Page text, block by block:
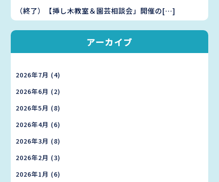
（終了）【挿し木教室＆園芸相談会」開催の[…]
アーカイブ
2026年7月 (4)
2026年6月 (2)
2026年5月 (8)
2026年4月 (6)
2026年3月 (8)
2026年2月 (3)
2026年1月 (6)